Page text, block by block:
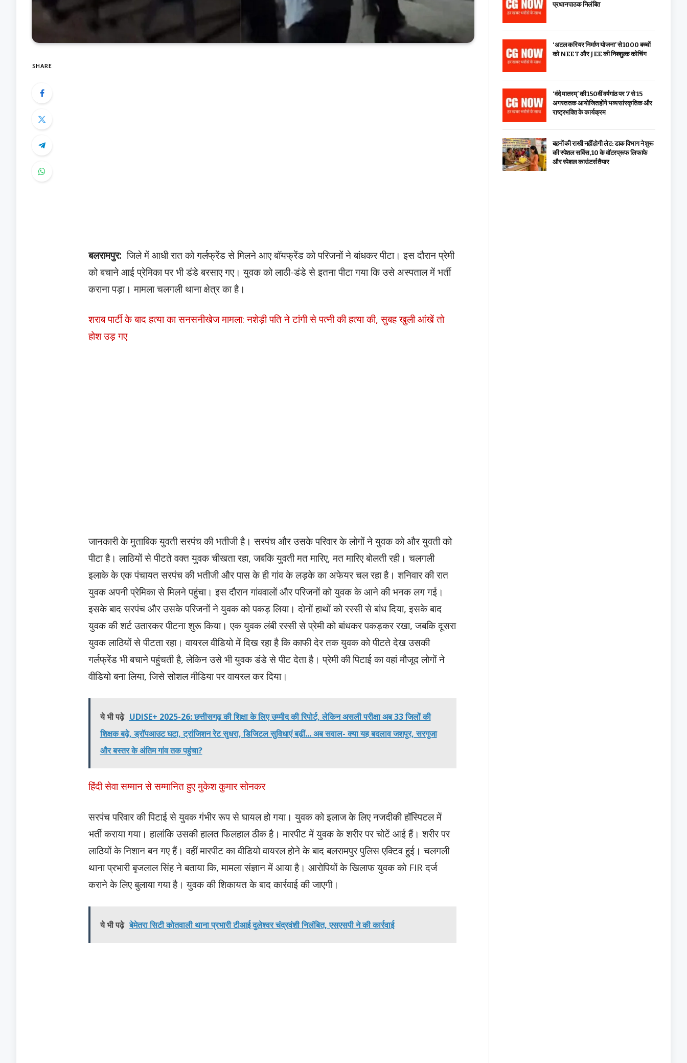
SHARE
बलरामपुर: जिले में आधी रात को गर्लफ्रेंड से मिलने आए बॉयफ्रेंड को परिजनों ने बांधकर पीटा। इस दौरान प्रेमी
को बचाने आई प्रेमिका पर भी डंडे बरसाए गए। युवक को लाठी-डंडे से इतना पीटा गया कि उसे अस्पताल में भर्ती
कराना पड़ा। मामला चलगली थाना क्षेत्र का है।
शराब पार्टी के बाद हत्या का सनसनीखेज मामला: नशेड़ी पति ने टांगी से पत्नी की हत्या की, सुबह खुली आंखें तो
होश उड़ गए
जानकारी के मुताबिक युवती सरपंच की भतीजी है। सरपंच और उसके परिवार के लोगों ने युवक को और युवती को
पीटा है। लाठियों से पीटते वक्त युवक चीखता रहा, जबकि युवती मत मारिए, मत मारिए बोलती रही। चलगली
इलाके के एक पंचायत सरपंच की भतीजी और पास के ही गांव के लड़के का अफेयर चल रहा है। शनिवार की रात
युवक अपनी प्रेमिका से मिलने पहुंचा। इस दौरान गांववालों और परिजनों को युवक के आने की भनक लग गई।
इसके बाद सरपंच और उसके परिजनों ने युवक को पकड़ लिया। दोनों हाथों को रस्सी से बांध दिया, इसके बाद
युवक की शर्ट उतारकर पीटना शुरू किया। एक युवक लंबी रस्सी से प्रेमी को बांधकर पकड़कर रखा, जबकि दूसरा
युवक लाठियों से पीटता रहा। वायरल वीडियो में दिख रहा है कि काफी देर तक युवक को पीटते देख उसकी
गर्लफ्रेंड भी बचाने पहुंचती है, लेकिन उसे भी युवक डंडे से पीट देता है। प्रेमी की पिटाई का वहां मौजूद लोगों ने
वीडियो बना लिया, जिसे सोशल मीडिया पर वायरल कर दिया।
ये भी पढ़े UDISE+ 2025-26: छत्तीसगढ़ की शिक्षा के लिए उम्मीद की रिपोर्ट, लेकिन असली परीक्षा अब 33 जिलों की
शिक्षक बढ़े, ड्रॉपआउट घटा, ट्रांजिशन रेट सुधरा, डिजिटल सुविधाएं बढ़ीं... अब सवाल- क्या यह बदलाव जशपुर, सरगुजा
और बस्तर के अंतिम गांव तक पहुंचा?
हिंदी सेवा सम्मान से सम्मानित हुए मुकेश कुमार सोनकर
सरपंच परिवार की पिटाई से युवक गंभीर रूप से घायल हो गया। युवक को इलाज के लिए नजदीकी हॉस्पिटल में
भर्ती कराया गया। हालांकि उसकी हालत फिलहाल ठीक है। मारपीट में युवक के शरीर पर चोटें आई हैं। शरीर पर
लाठियों के निशान बन गए हैं। वहीं मारपीट का वीडियो वायरल होने के बाद बलरामपुर पुलिस एक्टिव हुई। चलगली
थाना प्रभारी बृजलाल सिंह ने बताया कि, मामला संज्ञान में आया है। आरोपियों के खिलाफ युवक को FIR दर्ज
कराने के लिए बुलाया गया है। युवक की शिकायत के बाद कार्रवाई की जाएगी।
ये भी पढ़े बेमेतरा सिटी कोतवाली थाना प्रभारी टीआई दुलेश्वर चंद्रवंशी निलंबित, एसएसपी ने की कार्रवाई
प्रधान पाठक निलंबित
‘अटल करियर निर्माण योजना’ से 1000 बच्चों
को NEET और JEE की निश्शुल्क कोचिंग
‘वंदे मातरम्’ की 150वीं वर्षगांठ पर 7 से 15
अगस्त तक आयोजित होंगे भव्य सांस्कृतिक और
राष्ट्रभक्ति के कार्यक्रम
बहनों की राखी नहीं होगी लेट: डाक विभाग ने शुरू
की स्पेशल सर्विस, ₹10 के वॉटरप्रूफ लिफाफे
और स्पेशल काउंटर्स तैयार